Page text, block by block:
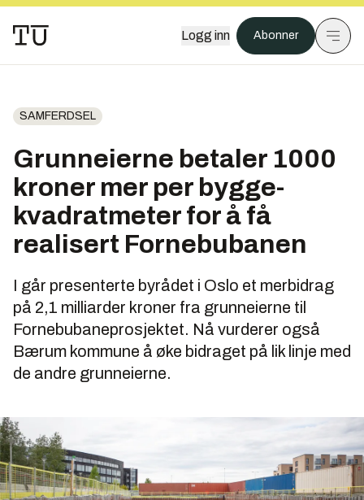
Logg inn Abonner
SAMFERDSEL
Grunneierne betaler 1000
kroner mer per bygge­
kvadratmeter for å få
realisert Fornebubanen
I går presenterte byrådet i Oslo et merbidrag
på 2,1 milliarder kroner fra grunneierne til
Fornebubaneprosjektet. Nå vurderer også
Bærum kommune å øke bidraget på lik linje med
de andre grunneierne.